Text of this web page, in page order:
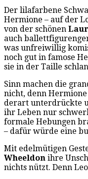
Der lilafarbene
Hermione – auf der
von der schönen
auch
was unfreiwillig
noch gut in famose
sie in der Taille
Sinn machen die
nicht, denn
derart unterdrückte
ihr Leben nur
formale Hebungen
– dafür würde eine
Mit edelmütigen
Wheeldon ihre
nichts nützt. Denn